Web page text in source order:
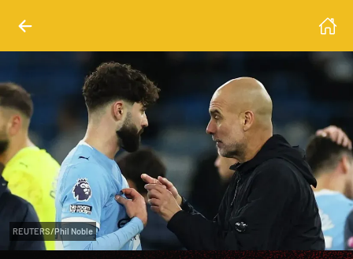
REUTERS/Phil Noble